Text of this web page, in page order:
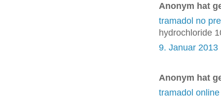
Anonym hat
tramadol no
hydrochloride
9. Januar 2013
Anonym hat
tramadol online